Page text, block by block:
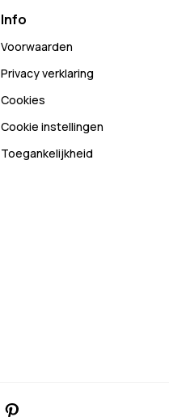
Info
Voorwaarden
Privacy verklaring
Cookies
Cookie instellingen
Toegankelijkheid